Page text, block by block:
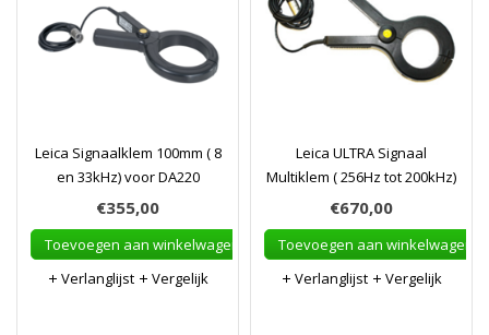
Leica Signaalklem 100mm ( 8
en 33kHz) voor DA220
€355,00
Toevoegen aan winkelwagen
Verlanglijst
Vergelijk
Leica ULTRA Signaal
Multiklem ( 256Hz tot 200kHz)
€670,00
Toevoegen aan winkelwagen
Verlanglijst
Vergelijk